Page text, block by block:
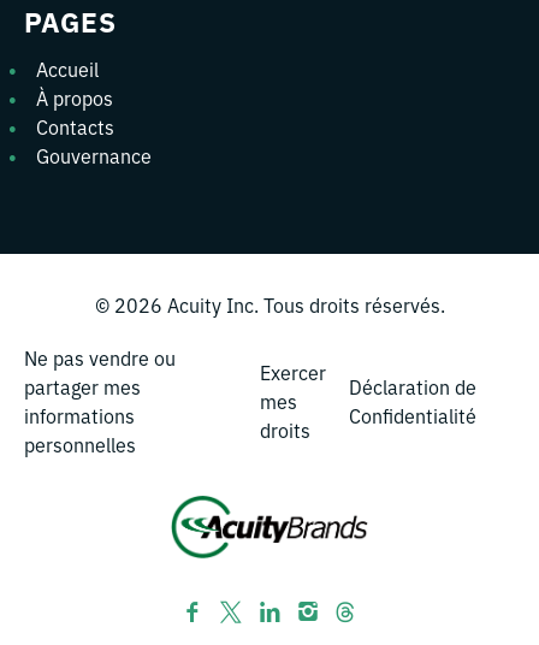
PAGES
Accueil
À propos
Contacts
Gouvernance
© 2026 Acuity Inc. Tous droits réservés.
Ne pas vendre ou
partager mes
informations
personnelles
Exercer
mes
droits
Déclaration de
Confidentialité